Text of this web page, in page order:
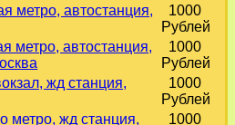
метро, автостанция,
1000
Рублей
метро, автостанция,
1000
Рублей
жд станция,
1000
Рублей
метро, жд станция,
1000